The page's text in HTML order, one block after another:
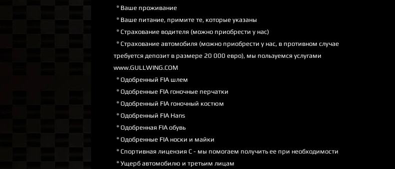
° Ваше проживание
° Ваше питание, примите те, которые указаны
° Страхование водителя (можно приобрести у нас)
° Страхование автомобиля (можно приобрести у нас, в противном случае
требуется депозит в размере 20 000 евро), мы пользуемся услугами
www.GULLWING.COM
° Одобренный FIA шлем
° Одобренные FIA гоночные перчатки
° Одобренный FIA гоночный костюм
° Одобренный FIA Hans
° Одобренная FIA обувь
° Одобренные FIA носки и майки
° Спортивная лицензия C - мы помогаем получить ее при необходимости
° Ущерб автомобилю и третьим лицам